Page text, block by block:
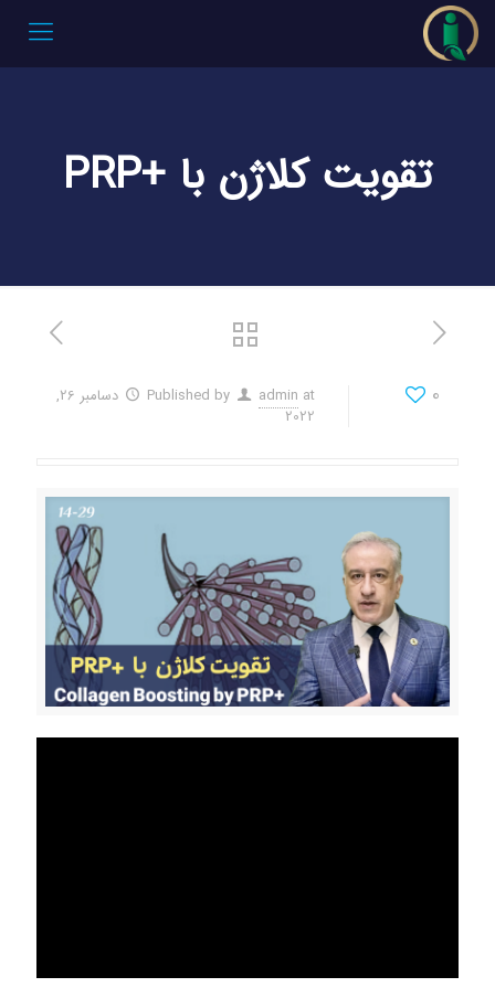
تقویت کلاژن با +PRP
0
Published by admin at
دسامبر 26,
2022